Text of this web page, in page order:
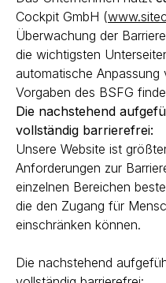
Cockpit GmbH (
Überwachung der
die wichtigsten
automatische Anpassung
Vorgaben des BSFG
Die nachstehend
vollständig barrierefrei:
Unsere Website ist
Anforderungen zur
einzelnen Bereichen
die den Zugang für
einschränken können.
Die nachstehend